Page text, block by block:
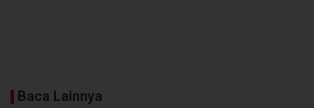
Baca Lainnya